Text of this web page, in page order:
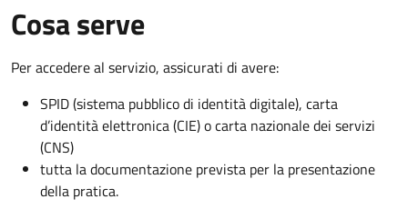
Cosa serve
Per accedere al servizio, assicurati di avere:
SPID (sistema pubblico di identità digitale), carta
d’identità elettronica (CIE) o carta nazionale dei servizi
(CNS)
tutta la documentazione prevista per la presentazione
della pratica.